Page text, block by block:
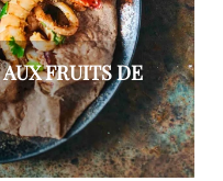
FRUITS DE